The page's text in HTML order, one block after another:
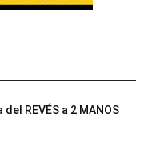
REVÉS a 2 MANOS